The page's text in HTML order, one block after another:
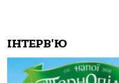
ІНТЕРВ'Ю